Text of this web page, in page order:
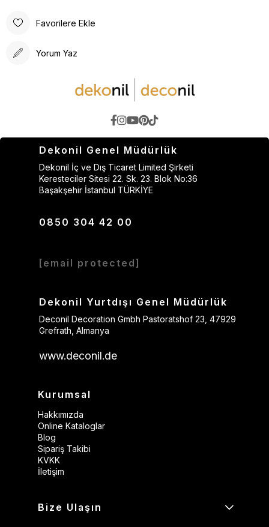
Favorilere Ekle
Yorum Yaz
Dekonil Genel Müdürlük
Dekonil İç ve Dış Ticaret Limited Şirketi
Keresteciler Sitesi 22. Sk. 23. Blok No:36
Başakşehir İstanbul TÜRKİYE
0850 304 42 00
[email protected]
Dekonil Yurtdışı Genel Müdürlük
Deconil Decoration Gmbh Pastoratshof 23, 47929
Grefrath, Almanya
www.deconil.de
Kurumsal
Hakkımızda
Online Kataloglar
Blog
Sipariş Takibi
KVKK
İletişim
Bize Ulaşın